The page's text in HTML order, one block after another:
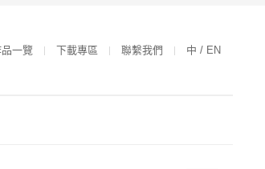
一覽 下載專區 聯繫我們 中 / EN